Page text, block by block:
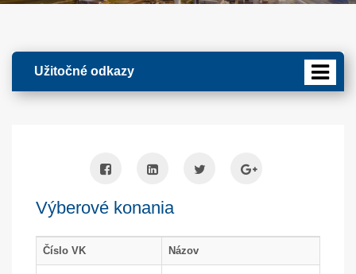
Užitočné odkazy
Výberové konania
Číslo VK Názov